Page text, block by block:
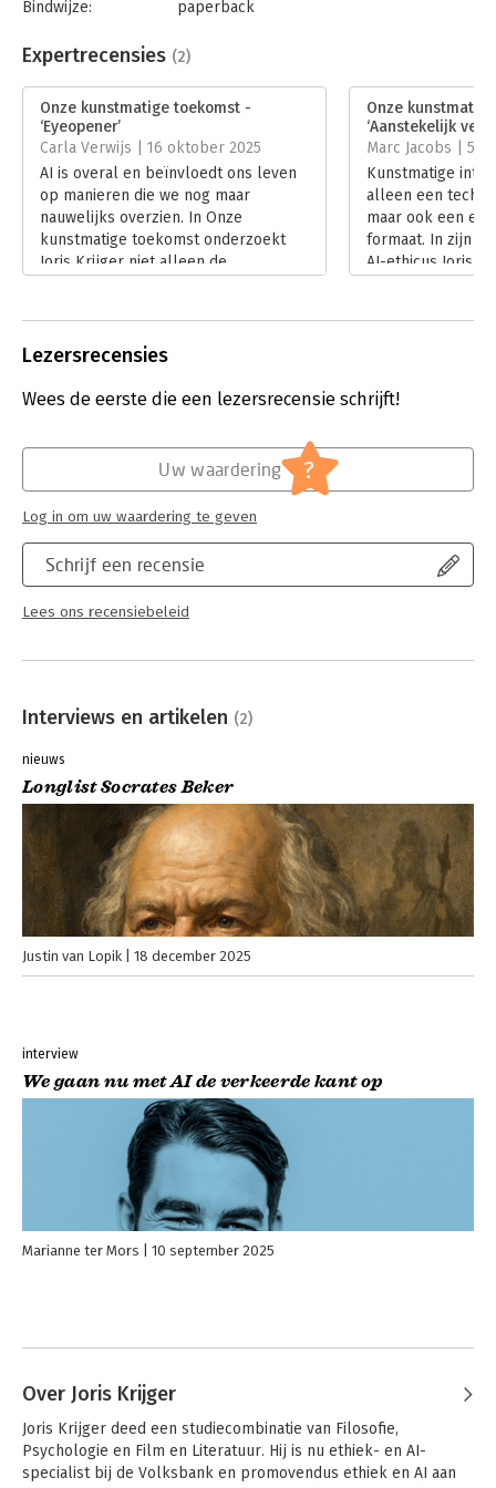
Bindwijze:
paperback
Uitgever:
Unieboek | Het Spectrum
Verschijningsdatum:
27-5-2025
Hoofdrubriek: IT-management / ICT
Mens en
maatschappij
Expertrecensies (2)
Onze kunstmatige toekomst -
‘Eyeopener’
Carla Verwijs | 16 oktober 2025
AI is overal en beïnvloedt ons leven
op manieren die we nog maar
nauwelijks overzien. In Onze
kunstmatige toekomst onderzoekt
Joris Krijger niet alleen de
recensie deelt Carla Verwijs haar
Lees verder
Onze
‘Aanstekelijk
Marc Jacobs | 5
Kunstmatige
alleen een
maar ook een
formaat. In zijn
AI-ethicus Joris
Lees verder
Lezersrecensies
Wees de eerste die een lezersrecensie schrijft!
Schrijf een recensie
Lees ons recensiebeleid
Uw waardering ?
Log in om uw waardering te geven
Interviews en artikelen (2)
nieuws
Longlist Socrates Beker
Justin van Lopik 18 december 2025
interview
We gaan nu met AI de verkeerde kant op
Marianne ter Mors 10 september 2025
Over Joris Krijger
Joris Krijger deed een studiecombinatie van Filosofie,
Psychologie en Film en Literatuur. Hij is nu ethiek- en AI-
specialist bij de Volksbank en promovendus ethiek en AI aan